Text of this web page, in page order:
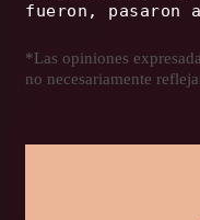
fueron, pasaron
*Las opiniones
no necesariamente